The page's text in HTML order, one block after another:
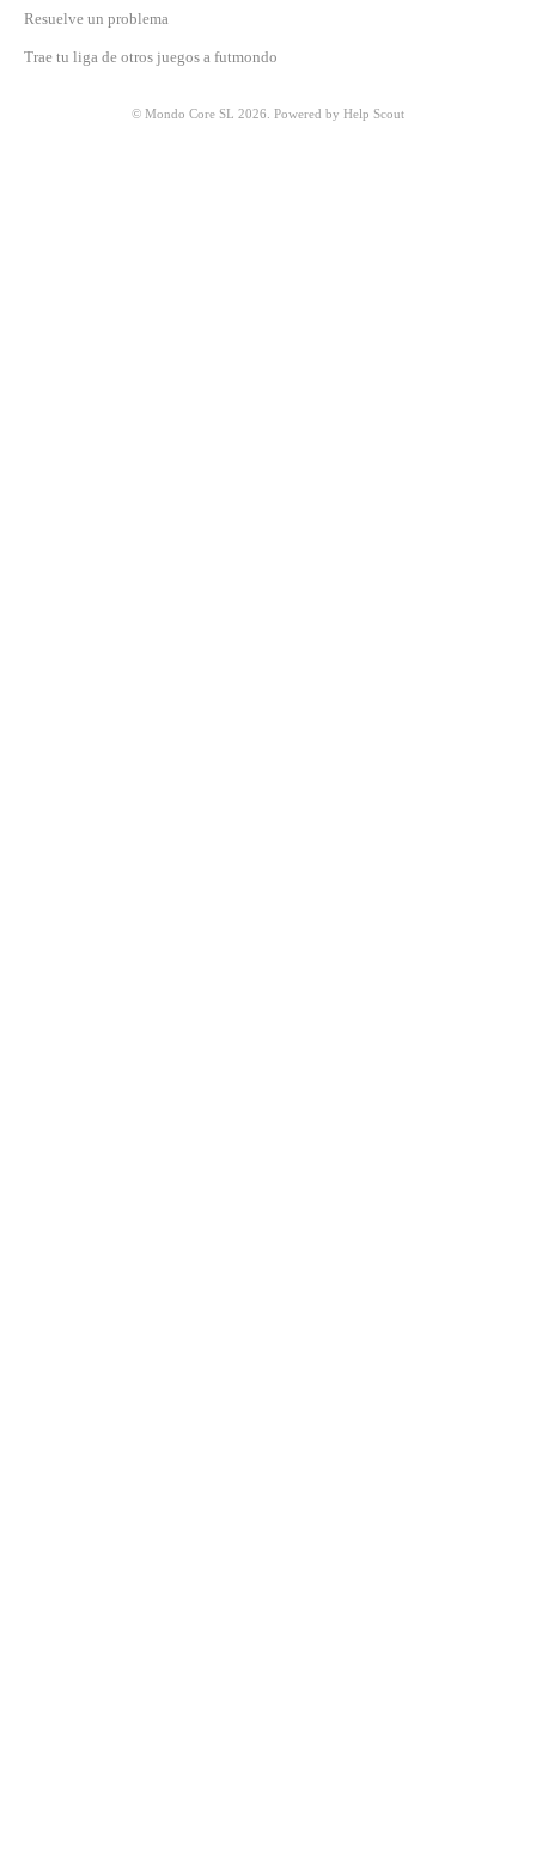
Resuelve un problema
Trae tu liga de otros juegos a futmondo
© Mondo Core SL 2026. Powered by Help Scout